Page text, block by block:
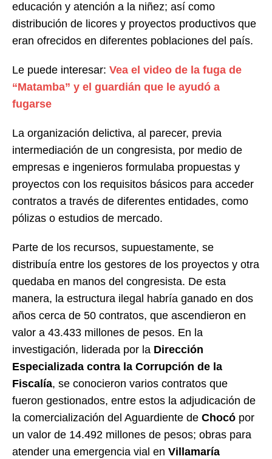
educación y atención a la niñez; así como
distribución de licores y proyectos productivos que
eran ofrecidos en diferentes poblaciones del país.
Le puede interesar: Vea el video de la fuga de
“Matamba” y el guardián que le ayudó a
fugarse
La organización delictiva, al parecer, previa
intermediación de un congresista, por medio de
empresas e ingenieros formulaba propuestas y
proyectos con los requisitos básicos para acceder
contratos a través de diferentes entidades, como
pólizas o estudios de mercado.
Parte de los recursos, supuestamente, se
distribuía entre los gestores de los proyectos y otra
quedaba en manos del congresista. De esta
manera, la estructura ilegal habría ganado en dos
años cerca de 50 contratos, que ascendieron en
valor a 43.433 millones de pesos. En la
investigación, liderada por la Dirección
Especializada contra la Corrupción de la
Fiscalía, se conocieron varios contratos que
fueron gestionados, entre estos la adjudicación de
la comercialización del Aguardiente de Chocó por
un valor de 14.492 millones de pesos; obras para
atender una emergencia vial en Villamaría